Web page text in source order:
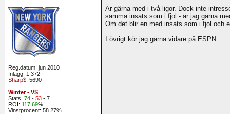
Reg.datum: jun 2010
Inlägg: 1 372
Sharp$: 5690
Winter - VS
Stats: 74 - 53 - 7
ROI: 117.69%
Vinstprocent: 58.27%
Är gärna med i två ligor. Dock inte
samma insats som i fjol - är jag gärna
Om det blir en med insats som i fjol och
I övrigt kör jag gärna vidare på ESPN.